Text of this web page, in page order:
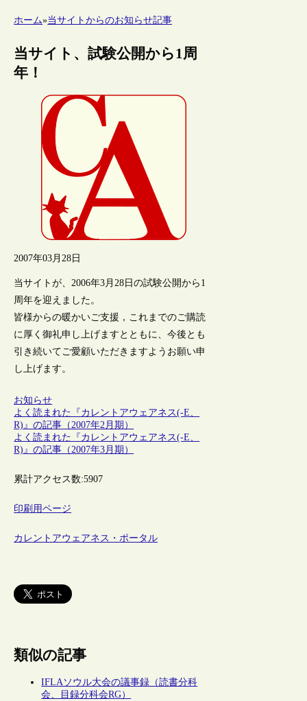
ホーム»当サイトからのお知らせ記事
当サイト、試験公開から1周
年！
2007年03月28日
当サイトが、2006年3月28日の試験公開から1
周年を迎えました。
皆様からの暖かいご支援，これまでのご購読
に厚く御礼申し上げますとともに、今後とも
引き続いてご愛顧いただきますようお願い申
し上げます。
お知らせ
よく読まれた『カレントアウェアネス(-E、
R)』の記事（2007年2月期）
よく読まれた『カレントアウェアネス(-E、
R)』の記事（2007年3月期）
累計アクセス数:5907
印刷用ページ
カレントアウェアネス・ポータル
類似の記事
IFLAソウル大会の議事録（読書分科
会、目録分科会RG）